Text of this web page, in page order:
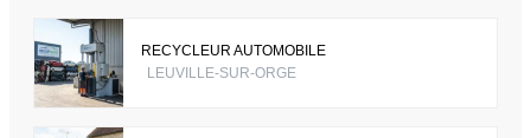
RECYCLEUR AUTOMOBILE
LEUVILLE-SUR-ORGE